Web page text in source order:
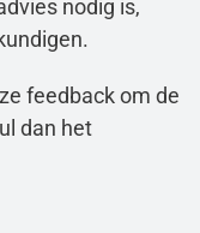
nodig is,
feedback om de
dan het